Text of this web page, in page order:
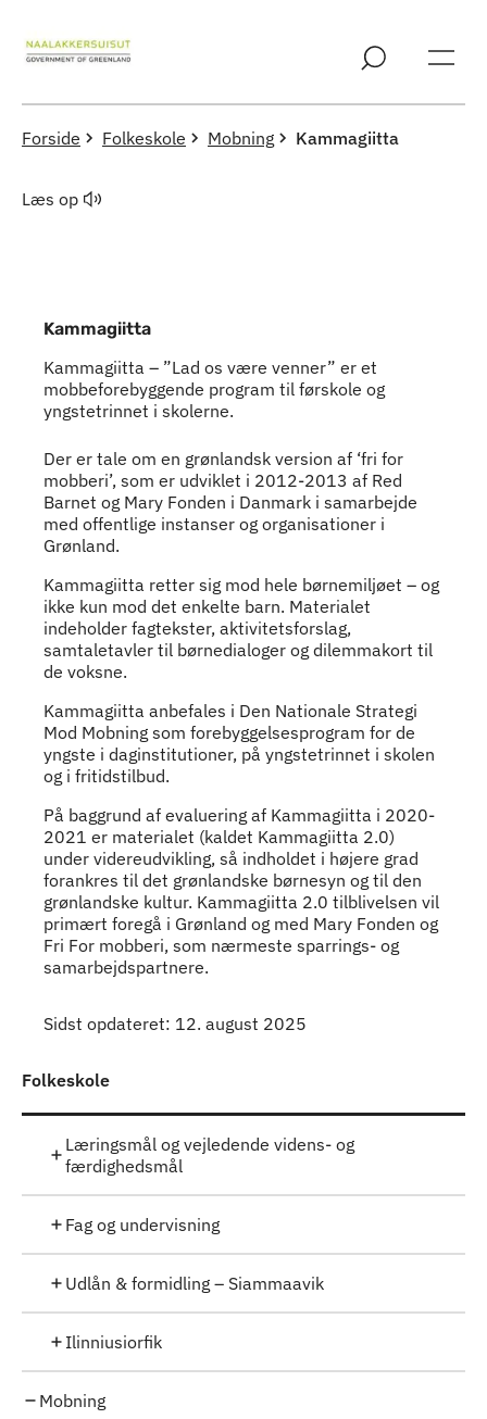
Forside Folkeskole Mobning Kammagiitta
Læs op
Kammagiitta
Kammagiitta – ”Lad os være venner” er et
mobbeforebyggende program til førskole og
yngstetrinnet i skolerne.
Indhold
Der er tale om en grønlandsk version af ‘fri for
mobberi’, som er udviklet i 2012-2013 af Red
Barnet og Mary Fonden i Danmark i samarbejde
med offentlige instanser og organisationer i
Grønland.
Kammagiitta retter sig mod hele børnemiljøet – og
ikke kun mod det enkelte barn. Materialet
indeholder fagtekster, aktivitetsforslag,
samtaletavler til børnedialoger og dilemmakort til
de voksne.
Kammagiitta anbefales i Den Nationale Strategi
Mod Mobning som forebyggelsesprogram for de
yngste i daginstitutioner, på yngstetrinnet i skolen
og i fritidstilbud.
På baggrund af evaluering af Kammagiitta i 2020-
2021 er materialet (kaldet Kammagiitta 2.0)
under videreudvikling, så indholdet i højere grad
forankres til det grønlandske børnesyn og til den
grønlandske kultur. Kammagiitta 2.0 tilblivelsen vil
primært foregå i Grønland og med Mary Fonden og
Fri For mobberi, som nærmeste sparrings- og
samarbejdspartnere.
Sidst opdateret: 12. august 2025
Folkeskole
Læringsmål og vejledende videns- og
færdighedsmål
Fag og undervisning
Udlån & formidling – Siammaavik
Ilinniusiorfik
Mobning